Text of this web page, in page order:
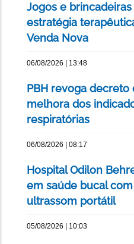
Jogos e
estratégia
Venda Nova
06/08/2026 | 13:48
PBH revoga
melhora dos
respiratórias
06/08/2026 | 08:17
Hospital Odilon
em saúde bucal
ultrassom portátil
05/08/2026 | 10:03